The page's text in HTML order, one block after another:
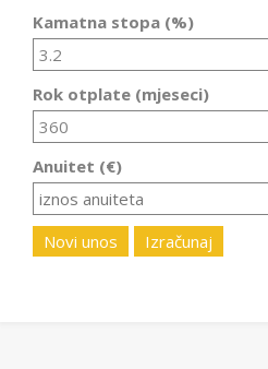
Kamatna stopa (%)
Rok otplate (mjeseci)
Anuitet (€)
Novi unos Izračunaj